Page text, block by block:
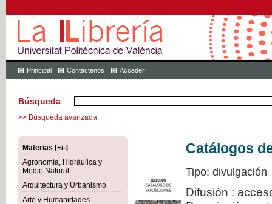
Principal Contáctenos Acceder
Búsqueda
>> Búsqueda avanzada
Materias [+/-]
Agronomía, Hidráulica y
Medio Natural
Arquitectura y Urbanismo
Arte y Humanidades
Catálogos
Tipo: divulgación
Difusión :